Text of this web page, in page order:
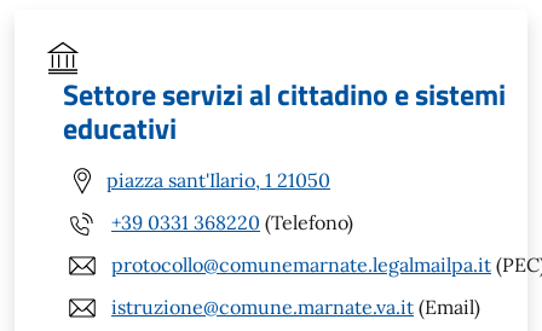
Settore servizi al cittadino e sistemi
educativi
piazza sant'Ilario, 1 21050
+39 0331 368220 (Telefono)
protocollo@comunemarnate.legalmailpa.it
istruzione@comune.marnate.va.it (Email)